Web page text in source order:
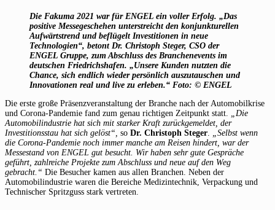
Die Fakuma 2021 war für ENGEL ein voller Erfolg. „Das
positive Messegeschehen unterstreicht den konjunkturellen
Aufwärtstrend und beflügelt Investitionen in neue
Technologien“, betont Dr. Christoph Steger, CSO der
ENGEL Gruppe, zum Abschluss des Branchenevents im
deutschen Friedrichshafen. „Unsere Kunden nutzten die
Chance, sich endlich wieder persönlich auszutauschen und
Innovationen real und live zu erleben.“ Foto: © ENGEL
Die erste große Präsenzveranstaltung der Branche nach der Automobilkrise
und Corona-Pandemie fand zum genau richtigen Zeitpunkt statt.
„Die
Automobilindustrie hat sich mit starker Kraft zurückgemeldet, der
Investitionsstau hat sich gelöst“, so Dr. Christoph Steger
„Selbst wenn
die Corona-Pandemie noch immer manche am Reisen hindert, war der
Messestand von ENGEL gut besucht. Wir haben sehr gute Gespräche
geführt, zahlreiche Projekte zum Abschluss und neue auf den Weg
gebracht.“ Die Besucher kamen aus allen Branchen. Neben der
Automobilindustrie waren die Bereiche Medizintechnik, Verpackung und
Technischer Spritzguss stark vertreten.